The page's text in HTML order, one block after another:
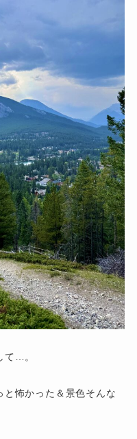
て…。
怖かった＆景色そんな